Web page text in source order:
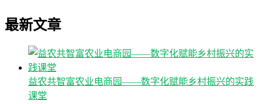
最新文章
益农共智富农业电商园——数字化赋能乡村振兴的实践
课堂